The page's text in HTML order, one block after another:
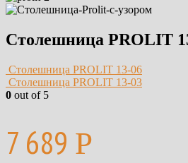
Столешница PROLIT
Столешница PROLIT 13-06
Столешница PROLIT 13-03
0 out of 5
7 689 Р